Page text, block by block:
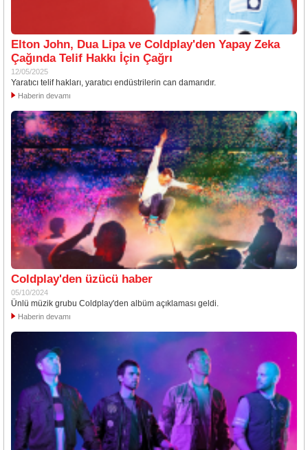
Elton John, Dua Lipa ve Coldplay'den Yapay Zeka
Çağında Telif Hakkı İçin Çağrı
12/05/2025
Yaratıcı telif hakları, yaratıcı endüstrilerin can damarıdır.
Haberin devamı
Coldplay'den üzücü haber
05/10/2024
Ünlü müzik grubu Coldplay'den albüm açıklaması geldi.
Haberin devamı